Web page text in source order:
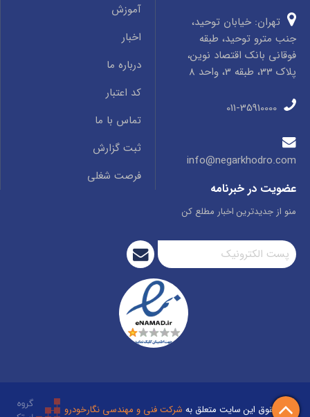
تهران: خیابان توحید،
جنب مترو توحید، طبقه
فوقانی بانک اقتصاد نوین،
پلاک 33، طبقه 3، واحد 8
info@negarkhodro.com
آموزش
اخبار
درباره ما
کد اعتبار
تماس با ما
ثبت گزارش
فرصت شغلی
عضویت در خبرنامه
منو از جدیدترین اخبار مطلع کن
تمام حقوق این سایت متعلق به شرکت فنی و مهندسی نگارخودرو